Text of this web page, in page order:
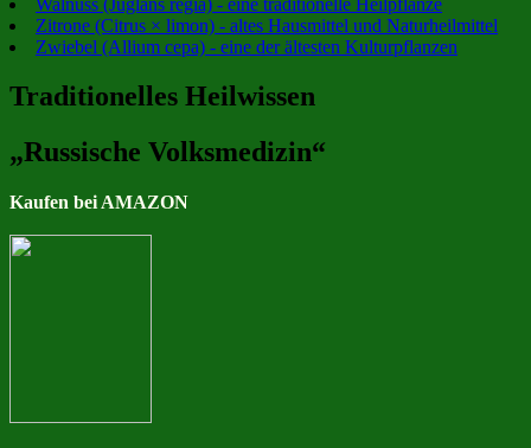
Zitrone (Citrus × limon) - altes Hausmittel und Naturheilmittel
Zwiebel (Allium cepa) - eine der ältesten Kulturpflanzen
Traditionelles Heilwissen
„Russische Volksmedizin“
Kaufen bei AMAZON